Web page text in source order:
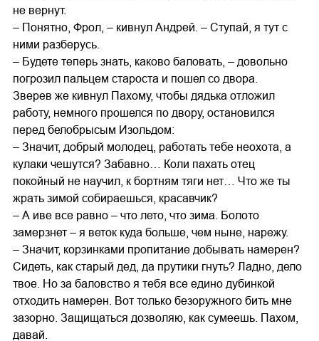
не вернут.
– Понятно, Фрол, – кивнул Андрей. – Ступай, я тут с
ними разберусь.
– Будете теперь знать, каково баловать, – довольно
погрозил пальцем староста и пошел со двора.
Зверев же кивнул Пахому, чтобы дядька отложил
работу, немного прошелся по двору, остановился
перед белобрысым Изольдом:
– Значит, добрый молодец, работать тебе неохота, а
кулаки чешутся? Забавно… Коли пахать отец
покойный не научил, к бортням тяги нет… Что же ты
жрать зимой собираешься, красавчик?
– А иве все равно – что лето, что зима. Болото
замерзнет – я веток куда больше, чем ныне, нарежу.
– Значит, корзинками пропитание добывать намерен?
Сидеть, как старый дед, да прутики гнуть? Ладно, дело
твое. Но за баловство я тебя все едино дубинкой
отходить намерен. Вот только безоружного бить мне
зазорно. Защищаться дозволяю, как сумеешь. Пахом,
давай.